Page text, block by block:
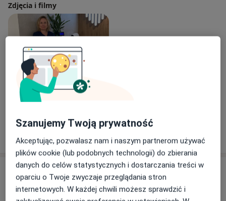
Zdjęcia i filmy
Zobacz galerię (1)
Pokaż więcejo doświadczeniu
Usługi i ceny
ECHO serca
Umów wizytę
Szanujemy Twoją prywatność
Akceptując, pozwalasz nam i naszym partnerom używać
plików cookie (lub podobnych technologii) do zbierania
danych do celów statystycznych i dostarczania treści w
oparciu o Twoje zwyczaje przeglądania stron
internetowych. W każdej chwili możesz sprawdzić i